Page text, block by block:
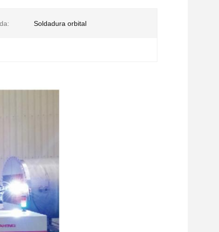
Soldadura orbital